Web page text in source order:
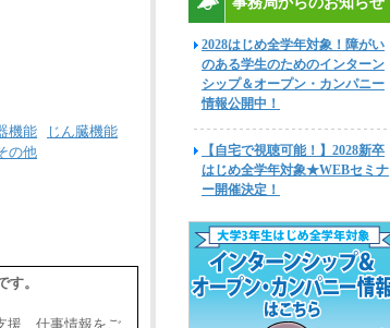
機能
じん臓機能
の他
。
援、仕事情報をご
2028はじめ全学年対象！障がい
のある学生のためのインターン
シップ＆オープン・カンパニー
情報公開中！
【自宅で視聴可能！】2028新卒
はじめ全学年対象★WEBセミナ
ー開催決定！